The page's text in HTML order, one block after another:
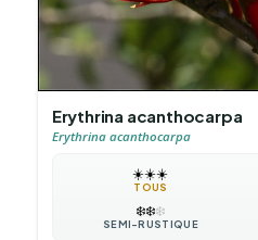
Erythrina acanthocarpa
Erythrina acanthocarpa
☀️☀️☀️
TOUS
❄️❄️❄️
SEMI-RUSTIQUE